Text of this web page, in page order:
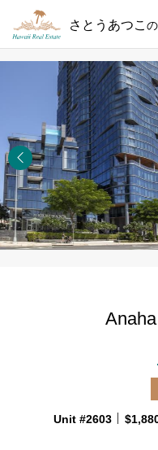
さとうあつこの
ト
ー
ジ
ハ
不
動
産
を
探
す
Anaha
Anaha
- 1108
Auahi
#2603
Unit #2603